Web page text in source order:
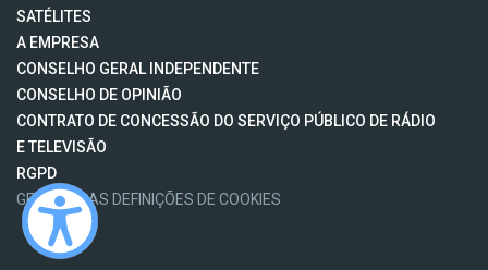
SATÉLITES
A EMPRESA
CONSELHO GERAL INDEPENDENTE
CONSELHO DE OPINIÃO
CONTRATO DE CONCESSÃO DO SERVIÇO PÚBLICO DE RÁDIO
E TELEVISÃO
RGPD
GESTÃO DAS DEFINIÇÕES DE COOKIES